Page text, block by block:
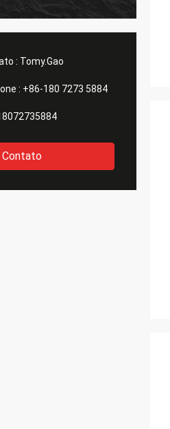
agradecimentos
: Tomy.Gao
: +86-180 7273 5884
Contato